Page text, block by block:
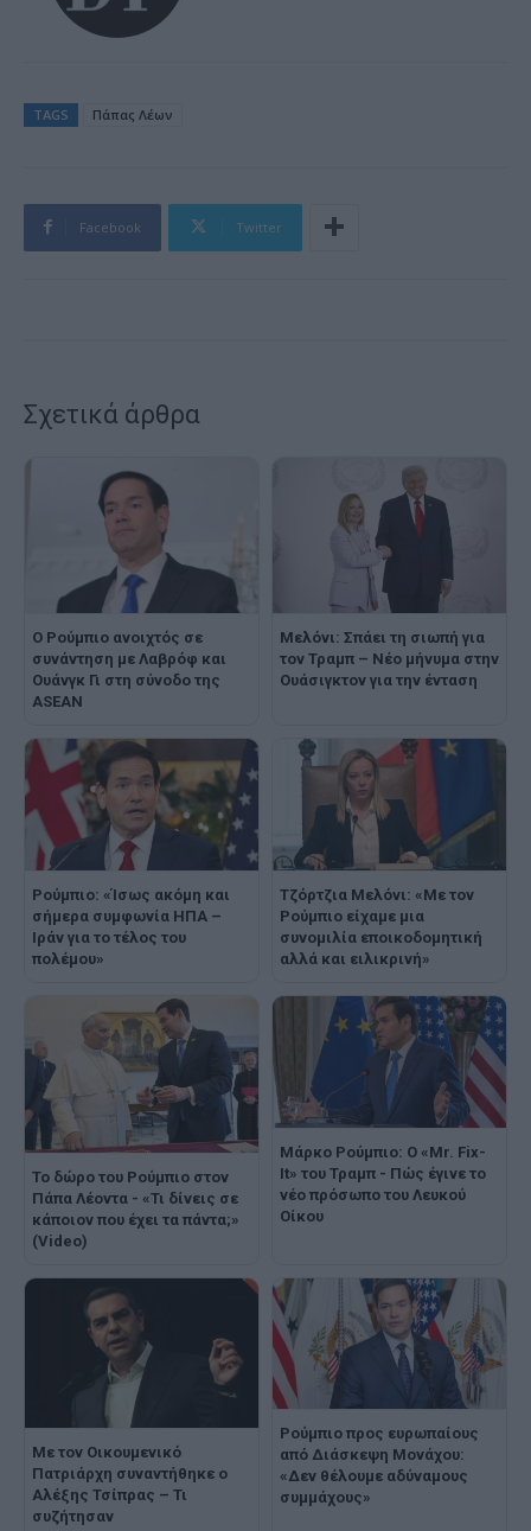
TAGS Πάπας Λέων
Facebook Twitter
Σχετικά άρθρα
Ο Ρούμπιο ανοιχτός σε
συνάντηση με Λαβρόφ και
Ουάνγκ Γι στη σύνοδο της
ASEAN
Μελόνι: Σπάει τη σιωπή για
τον Τραμπ – Νέο μήνυμα στην
Ουάσιγκτον για την ένταση
Ρούμπιο: «Ίσως ακόμη και
σήμερα συμφωνία ΗΠΑ –
Ιράν για το τέλος του
πολέμου»
Τζόρτζια Μελόνι: «Με τον
Ρούμπιο είχαμε μια
συνομιλία εποικοδομητική
αλλά και ειλικρινή»
Το δώρο του Ρούμπιο στον
Πάπα Λέοντα - «Τι δίνεις σε
κάποιον που έχει τα πάντα;»
(Video)
Μάρκο Ρούμπιο: Ο «Mr. Fix-
It» του Τραμπ - Πώς έγινε το
νέο πρόσωπο του Λευκού
Οίκου
Με τον Οικουμενικό
Πατριάρχη συναντήθηκε ο
Αλέξης Τσίπρας – Τι
συζήτησαν
Ρούμπιο προς ευρωπαίους
από Διάσκεψη Μονάχου:
«Δεν θέλουμε αδύναμους
συμμάχους»